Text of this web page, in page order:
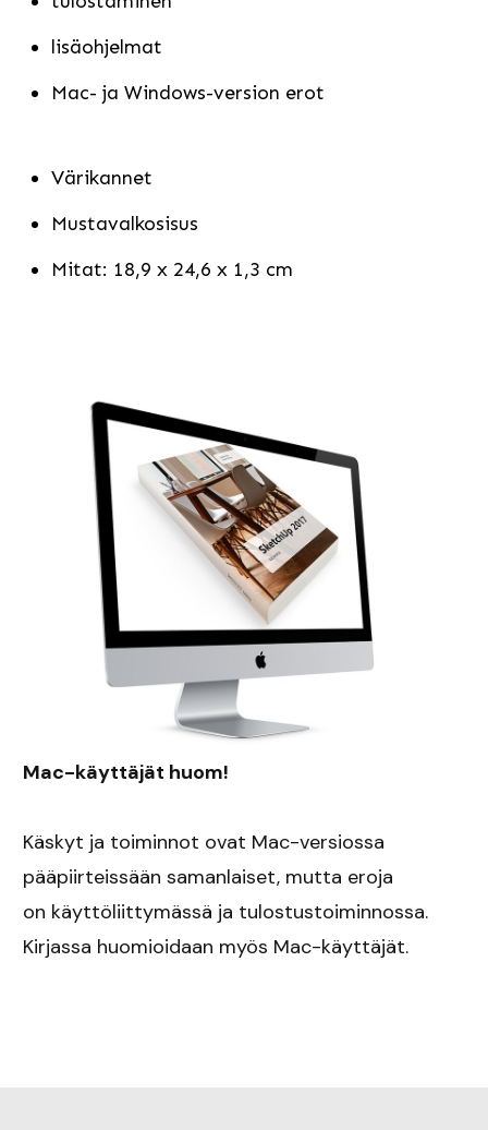
lisäohjelmat
Mac- ja Windows-version erot
Värikannet
Mustavalkosisus
Mitat: 18,9 x 24,6 x 1,3 cm
Mac-käyttäjät huom!
Käskyt ja toiminnot ovat Mac-versiossa
pääpiirteissään samanlaiset, mutta eroja
on käyttöliittymässä ja tulostustoiminnossa.
Kirjassa huomioidaan myös Mac-käyttäjät.